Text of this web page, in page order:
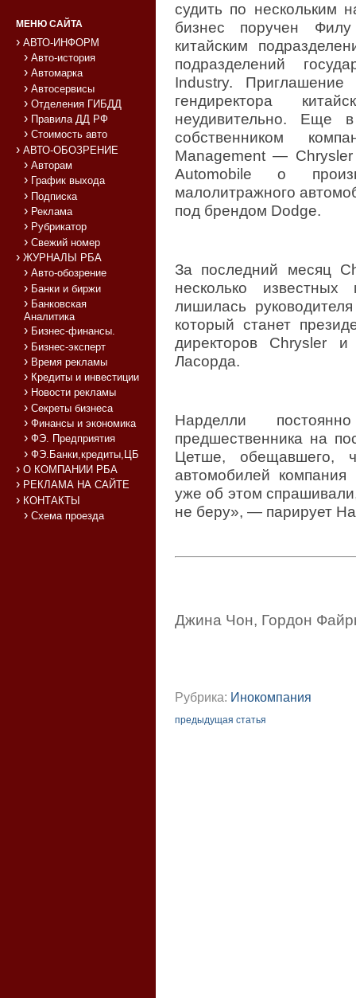
судить по нескольким
бизнес поручен
китайским
подразделений
Industry.
гендиректора
неудивительно.
собственником
Management — Chrysler
Automobile о
малолитражного
под брендом Dodge.
За последний месяц
несколько
лишилась
который станет
директоров Chrysler
Ласорда.
Нарделли
предшественника на
Цетше, обещавшего,
автомобилей
уже об этом
не беру», — парирует
Джина Чон, Гордон
Рубрика: Инокомпания
предыдущая статья
МЕНЮ САЙТА
АВТО-ИНФОРМ
Авто-история
Автомарка
Автосервисы
Отделения ГИБДД
Правила ДД РФ
Стоимость авто
АВТО-ОБОЗРЕНИЕ
Авторам
График выхода
Подписка
Реклама
Рубрикатор
Свежий номер
ЖУРНАЛЫ РБА
Авто-обозрение
Банки и биржи
Банковская
Аналитика
Бизнес-финансы.
Бизнес-эксперт
Время рекламы
Кредиты и инвестиции
Новости рекламы
Секреты бизнеса
Финансы и экономика
ФЭ. Предприятия
ФЭ.Банки,кредиты,ЦБ
О КОМПАНИИ РБА
РЕКЛАМА НА САЙТЕ
КОНТАКТЫ
Схема проезда